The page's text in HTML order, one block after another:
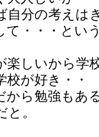
自分の考えは
て・・・とい
楽しいから学
が好き・・
から勉強もあ
。